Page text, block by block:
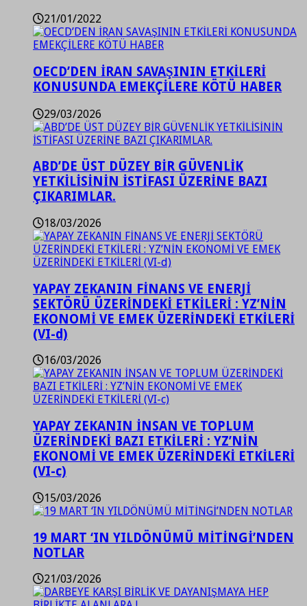
21/01/2022
OECD’DEN İRAN SAVAŞININ ETKİLERİ
KONUSUNDA EMEKÇİLERE KÖTÜ HABER
29/03/2026
ABD’DE ÜST DÜZEY BİR GÜVENLİK
YETKİLİSİNİN İSTİFASI ÜZERİNE BAZI
ÇIKARIMLAR.
18/03/2026
YAPAY ZEKANIN FİNANS VE ENERJİ
SEKTÖRÜ ÜZERİNDEKİ ETKİLERİ : YZ’NİN
EKONOMİ VE EMEK ÜZERİNDEKİ ETKİLERİ
(VI-d)
16/03/2026
YAPAY ZEKANIN İNSAN VE TOPLUM
ÜZERİNDEKİ BAZI ETKİLERİ : YZ’NİN
EKONOMİ VE EMEK ÜZERİNDEKİ ETKİLERİ
(VI-c)
15/03/2026
19 MART ‘IN YILDÖNÜMÜ MİTİNGİ’NDEN
NOTLAR
21/03/2026